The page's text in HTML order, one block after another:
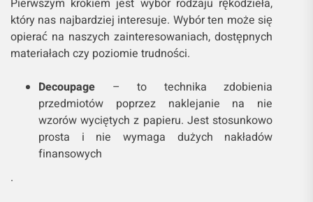
Pierwszym krokiem jest wybór rodzaju rękodzieła,
który nas najbardziej interesuje. Wybór ten może się
opierać na naszych zainteresowaniach, dostępnych
materiałach czy poziomie trudności.
Decoupage – to technika zdobienia
przedmiotów poprzez naklejanie na nie
wzorów wyciętych z papieru. Jest stosunkowo
prosta i nie wymaga dużych nakładów
finansowych
.